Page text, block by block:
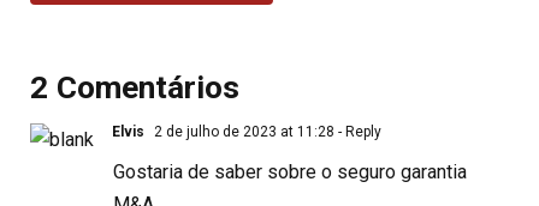
2 Comentários
Elvis 2 de julho de 2023 at 11:28 - Reply
Gostaria de saber sobre o seguro garantia